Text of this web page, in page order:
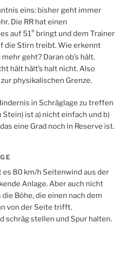
eins: bisher geht immer
Die RR hat einen
auf 51° bringt und dem Trainer
die Stirn treibt. Wie erkennt
geht? Daran ob’s hält.
hält hält’s halt nicht. Also
physikalischen Grenze.
in Schräglage zu treffen
Stein) ist a) nicht einfach und b)
eine Grad noch in Reserve ist.
es 80 km/h Seitenwind aus der
Anlage. Aber auch nicht
Böhe, die einen nach dem
von der Seite trifft.
schräg stellen und Spur halten.